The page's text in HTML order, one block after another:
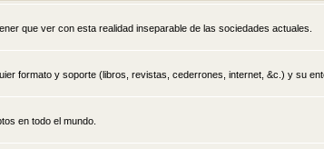
que ver con esta realidad inseparable de las sociedades actuales.
formato y soporte (libros, revistas, cederrones, internet, &c.) y su
en todo el mundo.